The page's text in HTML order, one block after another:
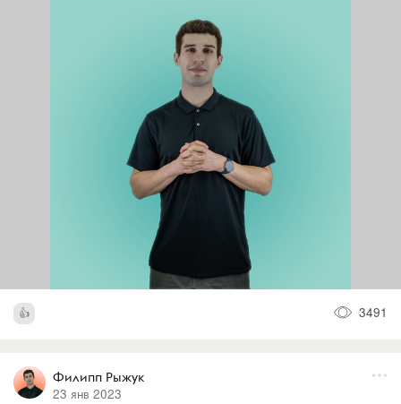
3491
Филипп Рыжук
23 янв 2023